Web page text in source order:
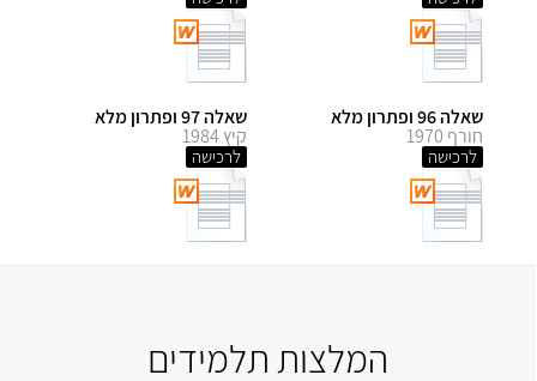
שאלה 96 ופתרון מלא
חורף 1970
לרכישה
שאלה 97 ופתרון מלא
קיץ 1984
לרכישה
המלצות תלמידים